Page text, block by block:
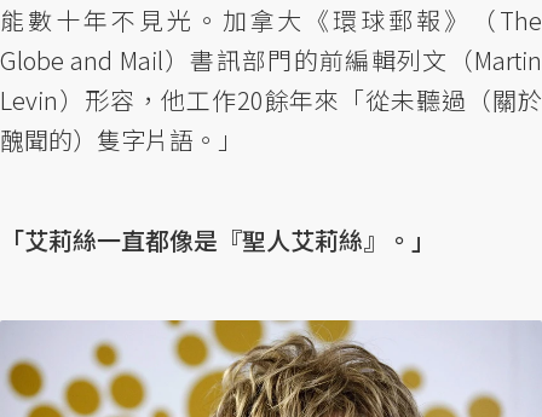
能數十年不見光。加拿大《環球郵報》（The
Globe and Mail）書訊部門的前編輯列文（Martin
Levin）形容，他工作20餘年來「從未聽過（關於
醜聞的）隻字片語。」
「艾莉絲一直都像是『聖人艾莉絲』。」